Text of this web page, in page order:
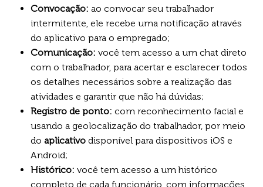
Convocação: ao convocar seu trabalhador
intermitente, ele recebe uma notificação através
do aplicativo para o empregado;
Comunicação: você tem acesso a um chat direto
com o trabalhador, para acertar e esclarecer todos
os detalhes necessários sobre a realização das
atividades e garantir que não há dúvidas;
Registro de ponto: com reconhecimento facial e
usando a geolocalização do trabalhador, por meio
do aplicativo disponível para dispositivos iOS e
Android;
Histórico: você tem acesso a um histórico
completo de cada funcionário, com informações